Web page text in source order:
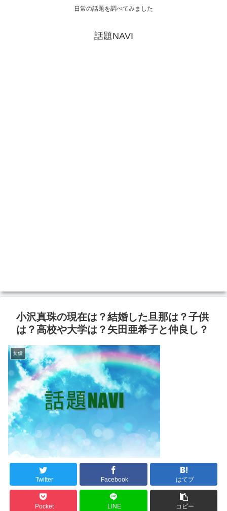
日常の話題を調べてみました
話題NAVI
小沢真珠の現在は？結婚した旦那は？子供
は？高校や大学は？矢田亜希子と仲良し？
女優
Twitter Facebook はてブ
Pocket LINE コピー